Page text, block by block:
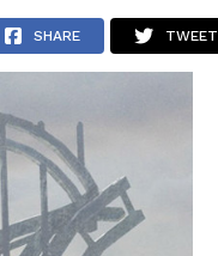
PRESS RELEASE
SHARE TWEET